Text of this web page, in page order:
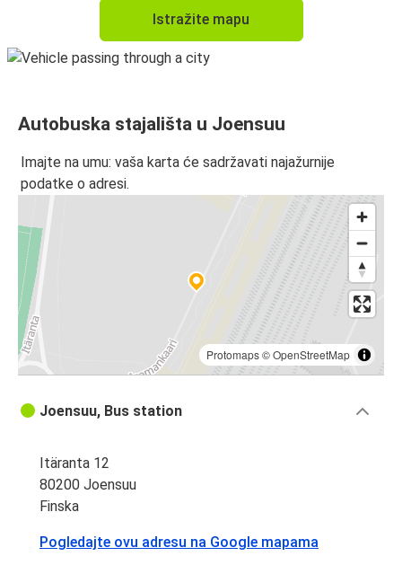
Istražite mapu
Autobuska stajališta u Joensuu
Imajte na umu: vaša karta će sadržavati najažurnije
podatke o adresi.
Protomaps©OpenStreetMap
Joensuu, Bus station
Itäranta 12
80200 Joensuu
Finska
Pogledajte ovu adresu na Google mapama